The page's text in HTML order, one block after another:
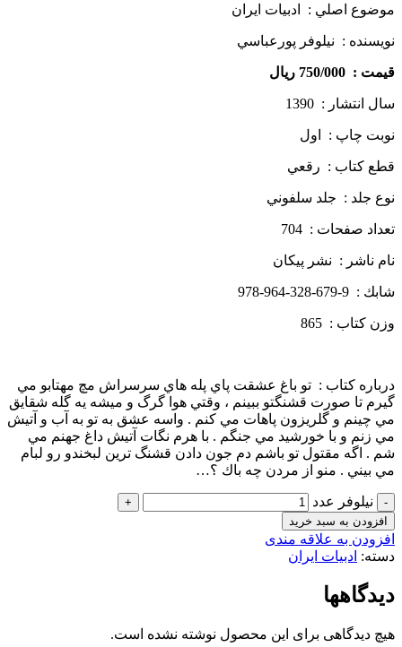
موضوع اصلي : ادبيات ايران
نويسنده : نيلوفر پورعباسي
قيمت : 750/000 ريال
سال انتشار : 1390
نوبت چاپ : اول
قطع كتاب : رقعي
نوع جلد : جلد سلفوني
تعداد صفحات : 704
نام ناشر : نشر پيكان
شابك : 9-679-328-964-978
وزن كتاب : 865
درباره كتاب : تو باغ عشقت پاي پله هاي سرسراش مچ مهتابو مي
گيرم تا صورت قشنگتو ببينم ، وقتي هوا گرگ و ميشه يه گله شقايق
مي چينم و گلريزون پاهات مي كنم . واسه عشق به تو به آب و آتيش
مي زنم و با خورشيد مي جنگم . با هرم نگات آتيش داغ جهنم مي
شم . اگه مقتول تو باشم دم جون دادن قشنگ ترين لبخندو رو لبام
مي بيني . منو از مردن چه باك ؟…
نیلوفر عدد
افزودن به سبد خرید
افزودن به علاقه مندی
دسته: ادبیات ایران
دیدگاهها
هیچ دیدگاهی برای این محصول نوشته نشده است.